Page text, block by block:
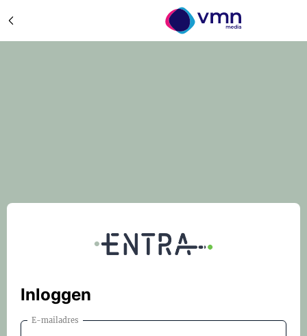
Inloggen
E-mailadres